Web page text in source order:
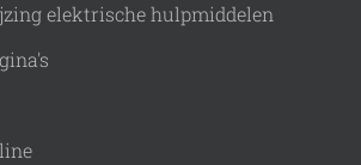
elektrische hulpmiddelen